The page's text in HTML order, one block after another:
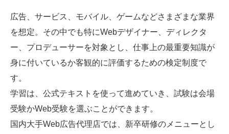
広告、サービス、モバイル、ゲームなどさまざまな業界
を想定。その中でも特にWebデザイナー、ディレクタ
ー、プロデューサーを対象とし、仕事上の最重要知識が
身に付いているか客観的に評価するための検定制度で
す。
学習は、公式テキストを使って進めていき、試験は会場
受験かWeb受験を選ぶことができます。
国内大手Web広告代理店では、新卒研修のメニューとし